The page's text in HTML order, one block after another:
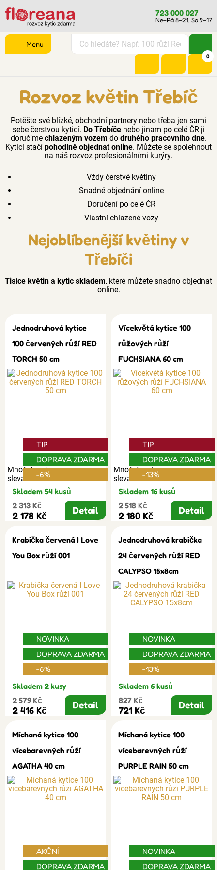
723 000 027
Ne–Pá 8–21, So 9–17
0
Menu
Rozvoz květin Třebíč
Potěšte své blízké, obchodní partnery nebo třeba jen sami
sebe čerstvou kyticí. Do Třebíčenebo jinam po celé ČR ji
doručíme chlazeným vozem do druhého pracovního dne.
Kytici stačí pohodlně objednat online. Můžete se spolehnout
na náš rozvoz profesionálními kurýry.
Vždy čerstvé květiny
Snadné objednání online
Doručení po celé ČR
Vlastní chlazené vozy
Nejoblíbenější květiny v
Třebíči
Tisíce květin a kytic skladem, které můžete snadno objednat
online.
Jednodruhová kytice
100 červených růží RED
TORCH 50 cm
Množstevní
sleva 30%
TIP
DOPRAVA ZDARMA
-6%
Skladem 54 kusů
2 313 Kč
2 178 Kč Detail
Vícekvětá kytice 100
růžových růží
FUCHSIANA 60 cm
Množstevní
sleva 30%
TIP
DOPRAVA ZDARMA
-13%
Skladem 16 kusů
2 518 Kč
2 180 Kč Detail
Krabička červená I Love
You Box růží 001
NOVINKA
DOPRAVA ZDARMA
-6%
Skladem 2 kusy
2 579 Kč
2 416 Kč Detail
Jednodruhová krabička
24 červených růží RED
CALYPSO 15x8cm
NOVINKA
DOPRAVA ZDARMA
-13%
Skladem 6 kusů
827 Kč
721 Kč Detail
Míchaná kytice 100
vícebarevných růží
AGATHA 40 cm
AKČNÍ
DOPRAVA ZDARMA
Míchaná kytice 100
vícebarevných růží
PURPLE RAIN 50 cm
NOVINKA
DOPRAVA ZDARMA